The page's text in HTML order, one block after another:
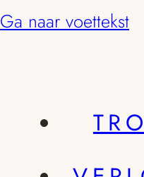
Ga naar voettekst